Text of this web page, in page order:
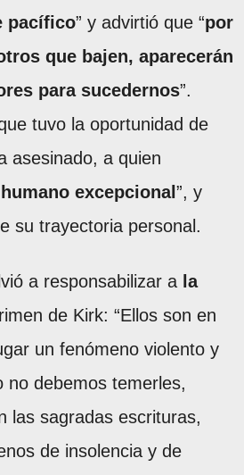
pacífico” y advirtió que “por
que bajen, aparecerán
para sucedernos”.
tuvo la oportunidad de
asesinado, a quien
excepcional ”, y
su trayectoria personal.
a responsabilizar a la
de Kirk: “Ellos son en
un fenómeno violento y
no debemos temerles,
las sagradas escrituras,
de insolencia y de